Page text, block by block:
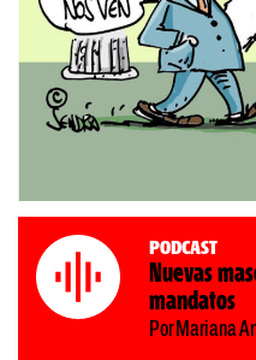
Podcast
Nuevas
mandatos
Por Mariana